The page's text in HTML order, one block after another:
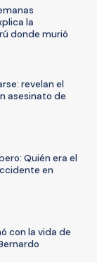
la
donde murió
revelan el
asesinato de
Quién era el
en
con la vida de